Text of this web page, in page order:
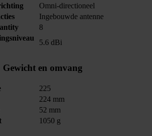
Omni-directioneel
Ingebouwde antenne
8
5.6 dBi
Gewicht en omvang
225
224 mm
52 mm
1050 g